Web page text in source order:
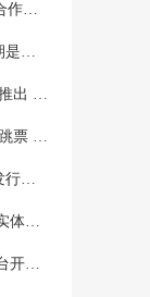
Netflix 网飞游戏业务未来计划拓展合作和家庭类游戏
《刺客信条：影》总监：第二次延期是因为屋顶太复杂
曝《上古卷轴4》重制版将于今年内推出 虚幻5加持
鼎鼎大名！《缘之空》Steam版宣布跳票 将延期至2月28日发售
爆《战锤》系列一款未公开游戏因发行商撤资而夭折，开发被迫中断
分析称川普对墨西哥的关税 会导致实体游戏价格上涨
PC年？超80%的开发者正在为PC平台开发游戏 NS2为8%